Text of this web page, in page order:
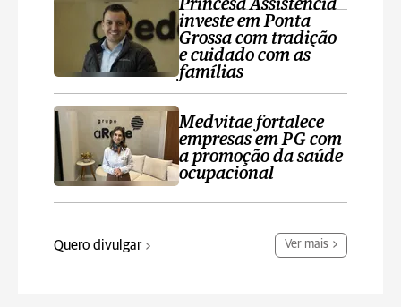
Princesa Assistência
investe em Ponta
Grossa com tradição
e cuidado com as
famílias
Medvitae fortalece
empresas em PG com
a promoção da saúde
ocupacional
Quero divulgar Ver mais